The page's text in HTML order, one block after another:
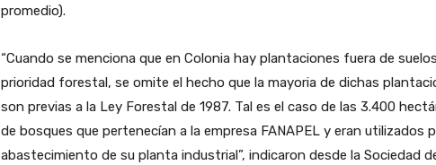
promedio).
“Cuando se menciona que en Colonia hay plantaciones fuera de
prioridad forestal, se omite el hecho que la mayoria de dichas
son previas a la Ley Forestal de 1987. Tal es el caso de las 3.400
de bosques que pertenecían a la empresa FANAPEL y eran utilizados
abastecimiento de su planta industrial”, indicaron desde la Sociedad